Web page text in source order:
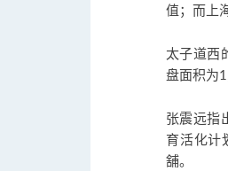
值；而上
太子道西
盘面积为
张震远指
育活化计
舖。